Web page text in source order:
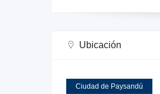
Ubicación
Ciudad de Paysandú